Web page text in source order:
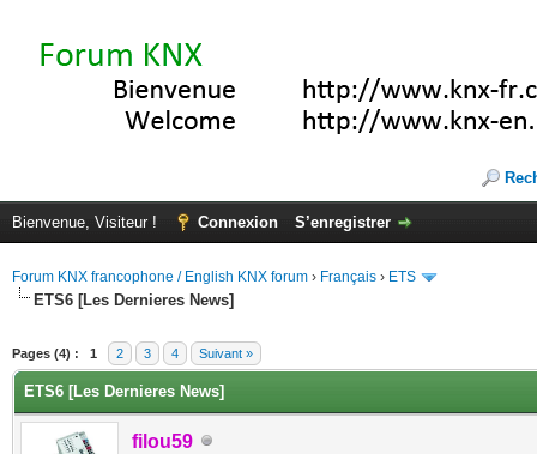
Bienvenue, Visiteur ! Connexion S’enregistrer
Forum KNX francophone / English KNX forum › Français › ETS
ETS6 [Les Dernieres News]
Pages (4) : 1 2 3 4 Suivant »
ETS6 [Les Dernieres News]
filou59